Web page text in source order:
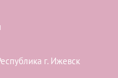
г. Ижевск